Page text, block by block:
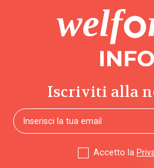
Iscriviti alla
Accetto la